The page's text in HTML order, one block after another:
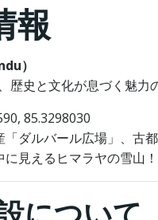
報
）
歴史と文化が息づく魅力
85.3298030
「ダルバール広場」、古
に見えるヒマラヤの雪山！